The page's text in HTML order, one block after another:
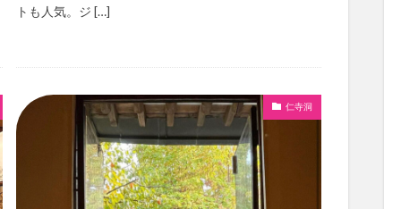
トも人気。ジ […]
仁寺洞